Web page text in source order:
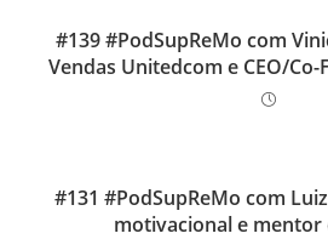
#139 #PodSupReMo com
Vendas Unitedcom e CEO/
#131 #PodSupReMo com
motivacional e